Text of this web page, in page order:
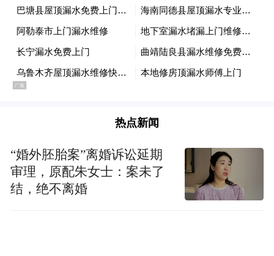
3.小程序查询：
首页，点击“录取查询”选择“2026年陕西省普
通高等学校招生考试”进入陕西省高考网上填
报志愿系统，在“投档信息”栏目可查询本人
录取动态及结果。
热点新闻
“婚外胚胎案”离婚诉讼延期
审理，原配朱女士：案未了
结，绝不离婚